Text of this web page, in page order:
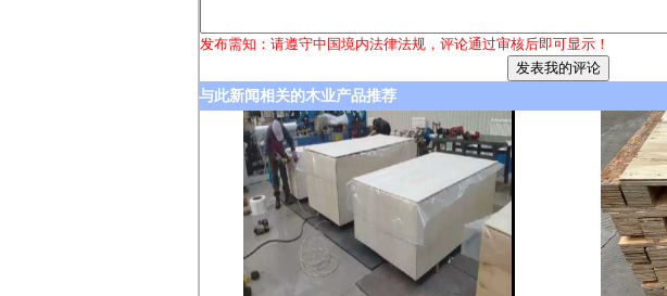
发布需知：请遵守中国境内法律法规，评论通过审核后即可显示！
与此新闻相关的木业产品推荐